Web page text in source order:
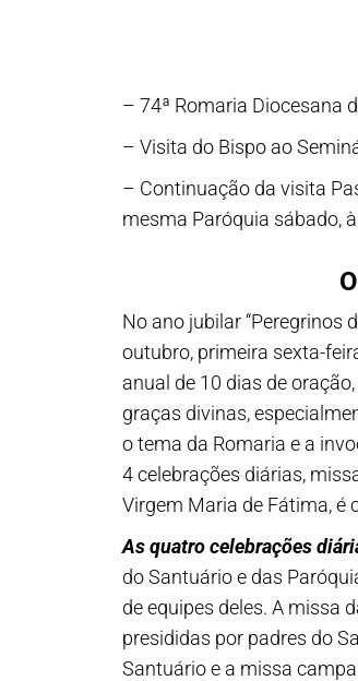
– 74ª Romaria Diocesana
– Visita do Bispo ao
– Continuação da visita
mesma Paróquia sábado,
No ano jubilar “Peregrinos
outubro, primeira sexta-
anual de 10 dias de
graças divinas,
o tema da Romaria e a
4 celebrações diárias,
Virgem Maria de Fátima, é
As quatro celebrações
do Santuário e das
de equipes deles. A missa
presididas por padres do
Santuário e a missa